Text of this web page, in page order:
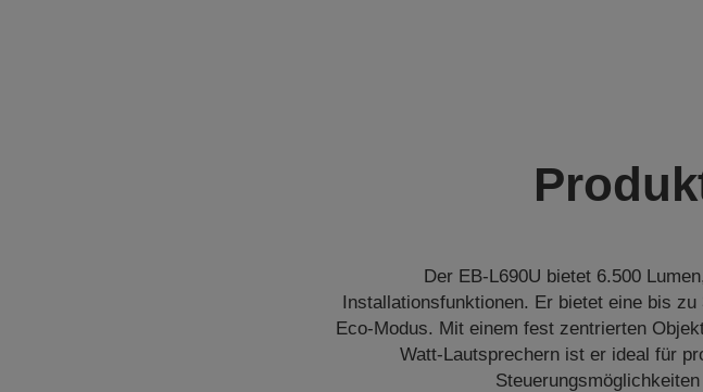
Der EB-L690U bietet 6.500
Installationsfunktionen. Er bietet eine bis
Eco-Modus. Mit einem fest zentrierten
Watt-Lautsprechern ist er ideal für